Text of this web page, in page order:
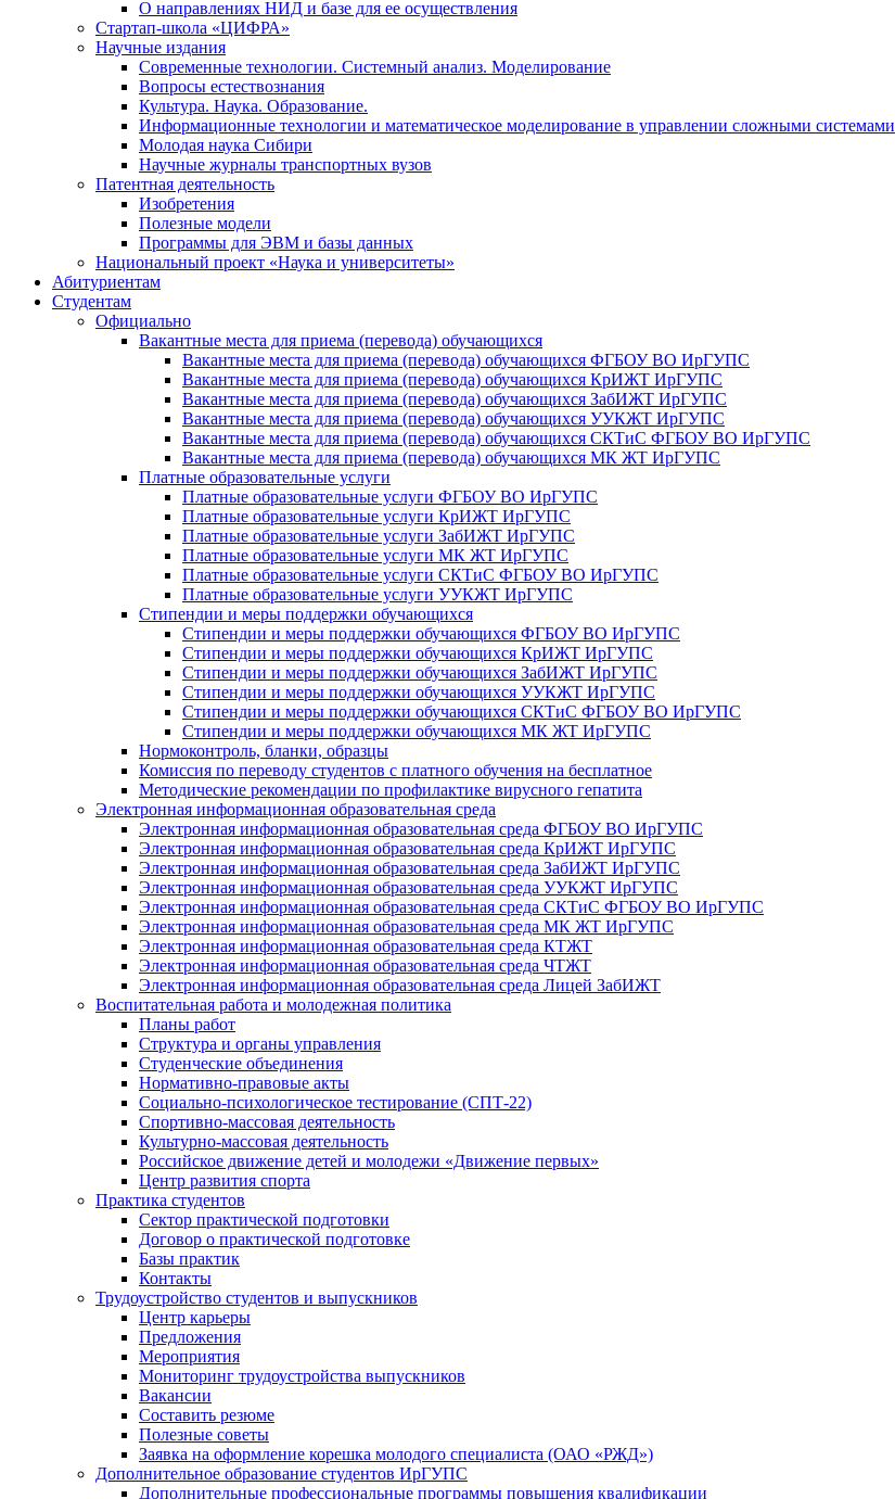
О направлениях НИД и базе для ее осуществления
Стартап-школа «ЦИФРА»
Научные издания
Современные технологии. Системный анализ. Моделирование
Вопросы естествознания
Культура. Наука. Образование.
Информационные технологии и математическое моделирование в управлении сложными системами
Молодая наука Сибири
Научные журналы транспортных вузов
Патентная деятельность
Изобретения
Полезные модели
Программы для ЭВМ и базы данных
Национальный проект «Наука и университеты»
Абитуриентам
Студентам
Официально
Вакантные места для приема (перевода) обучающихся
Вакантные места для приема (перевода) обучающихся ФГБОУ ВО ИрГУПС
Вакантные места для приема (перевода) обучающихся КрИЖТ ИрГУПС
Вакантные места для приема (перевода) обучающихся ЗабИЖТ ИрГУПС
Вакантные места для приема (перевода) обучающихся УУКЖТ ИрГУПС
Вакантные места для приема (перевода) обучающихся СКТиС ФГБОУ ВО ИрГУПС
Вакантные места для приема (перевода) обучающихся МК ЖТ ИрГУПС
Платные образовательные услуги
Платные образовательные услуги ФГБОУ ВО ИрГУПС
Платные образовательные услуги КрИЖТ ИрГУПС
Платные образовательные услуги ЗабИЖТ ИрГУПС
Платные образовательные услуги МК ЖТ ИрГУПС
Платные образовательные услуги СКТиС ФГБОУ ВО ИрГУПС
Платные образовательные услуги УУКЖТ ИрГУПС
Стипендии и меры поддержки обучающихся
Стипендии и меры поддержки обучающихся ФГБОУ ВО ИрГУПС
Стипендии и меры поддержки обучающихся КрИЖТ ИрГУПС
Стипендии и меры поддержки обучающихся ЗабИЖТ ИрГУПС
Стипендии и меры поддержки обучающихся УУКЖТ ИрГУПС
Стипендии и меры поддержки обучающихся СКТиС ФГБОУ ВО ИрГУПС
Стипендии и меры поддержки обучающихся МК ЖТ ИрГУПС
Нормоконтроль, бланки, образцы
Комиссия по переводу студентов с платного обучения на бесплатное
Методические рекомендации по профилактике вирусного гепатита
Электронная информационная образовательная среда
Электронная информационная образовательная среда ФГБОУ ВО ИрГУПС
Электронная информационная образовательная среда КрИЖТ ИрГУПС
Электронная информационная образовательная среда ЗабИЖТ ИрГУПС
Электронная информационная образовательная среда УУКЖТ ИрГУПС
Электронная информационная образовательная среда СКТиС ФГБОУ ВО ИрГУПС
Электронная информационная образовательная среда МК ЖТ ИрГУПС
Электронная информационная образовательная среда КТЖТ
Электронная информационная образовательная среда ЧТЖТ
Электронная информационная образовательная среда Лицей ЗабИЖТ
Воспитательная работа и молодежная политика
Планы работ
Структура и органы управления
Студенческие объединения
Нормативно-правовые акты
Социально-психологическое тестирование (СПТ-22)
Спортивно-массовая деятельность
Культурно-массовая деятельность
Российское движение детей и молодежи «Движение первых»
Центр развития спорта
Практика студентов
Сектор практической подготовки
Договор о практической подготовке
Базы практик
Контакты
Трудоустройство студентов и выпускников
Центр карьеры
Предложения
Мероприятия
Мониторинг трудоустройства выпускников
Вакансии
Составить резюме
Полезные советы
Заявка на оформление корешка молодого специалиста (ОАО «РЖД»)
Дополнительное образование студентов ИрГУПС
Дополнительные профессиональные программы повышения квалификации